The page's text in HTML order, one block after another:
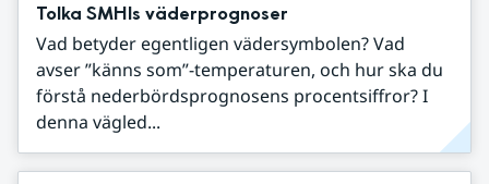
Tolka SMHIs väderprognoser
Vad betyder egentligen vädersymbolen? Vad
avser ”känns som”-temperaturen, och hur ska du
förstå nederbördsprognosens procentsiffror? I
denna vägled...